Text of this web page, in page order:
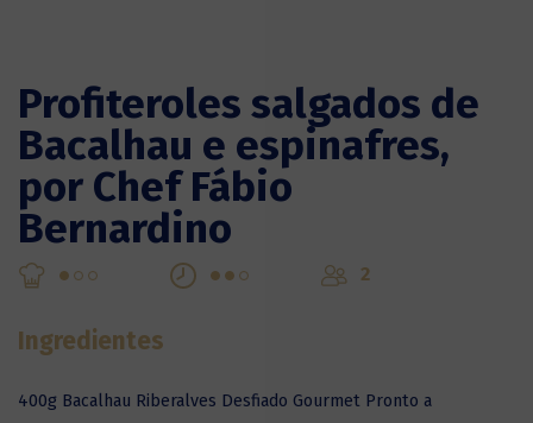
Profiteroles salgados de
Bacalhau e espinafres,
por Chef Fábio
Bernardino
2
Ingredientes
400g Bacalhau Riberalves Desfiado Gourmet Pronto a